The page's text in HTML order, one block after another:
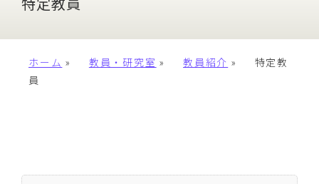
ホーム » 教員・研究室 » 教員紹介 »
特定教
員